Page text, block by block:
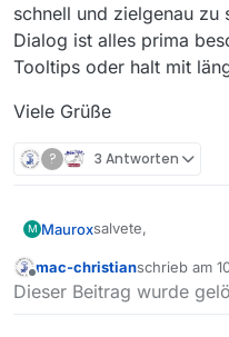
schnell und zielgenau zu
Dialog ist alles prima
Tooltips oder halt mit
Viele Grüße
? 3 Antworten
M Mauroxsalvete,
die e-mail hat
entdeckte ich das
Offline
mac-christianschrieb am
zuletzt
Dieser Beitrag wurde